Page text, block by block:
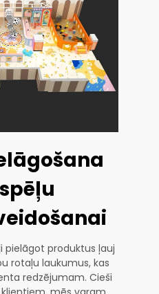
pielāgot produktus ļauj
rotaļu laukumus, kas
redzējumam. Cieši